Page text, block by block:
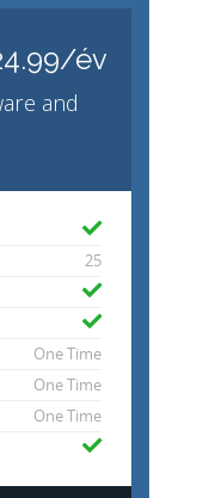
év
and
25
One Time
One Time
One Time